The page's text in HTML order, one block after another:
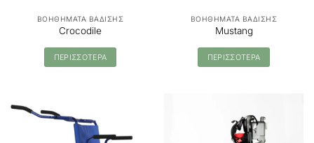
ΒΟΗΘΗΜΑΤΑ ΒΑΔΙΣΗΣ
Crocodile
ΠΕΡΙΣΣΟΤΕΡΑ
ΒΟΗΘΗΜΑΤΑ ΒΑΔΙΣΗΣ
Mustang
ΠΕΡΙΣΣΟΤΕΡΑ